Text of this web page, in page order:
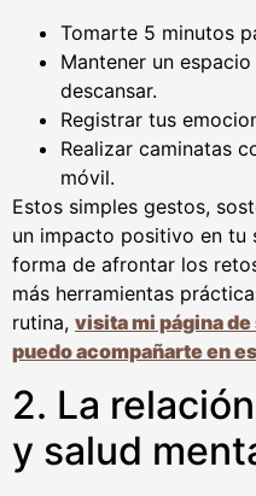
Tomarte 5 minutos
Mantener un
descansar.
Registrar tus
Realizar caminatas
móvil.
Estos simples gestos,
un impacto positivo en tu
forma de afrontar los
más herramientas
rutina, visita mi página
puedo acompañarte en
2. La
y salud